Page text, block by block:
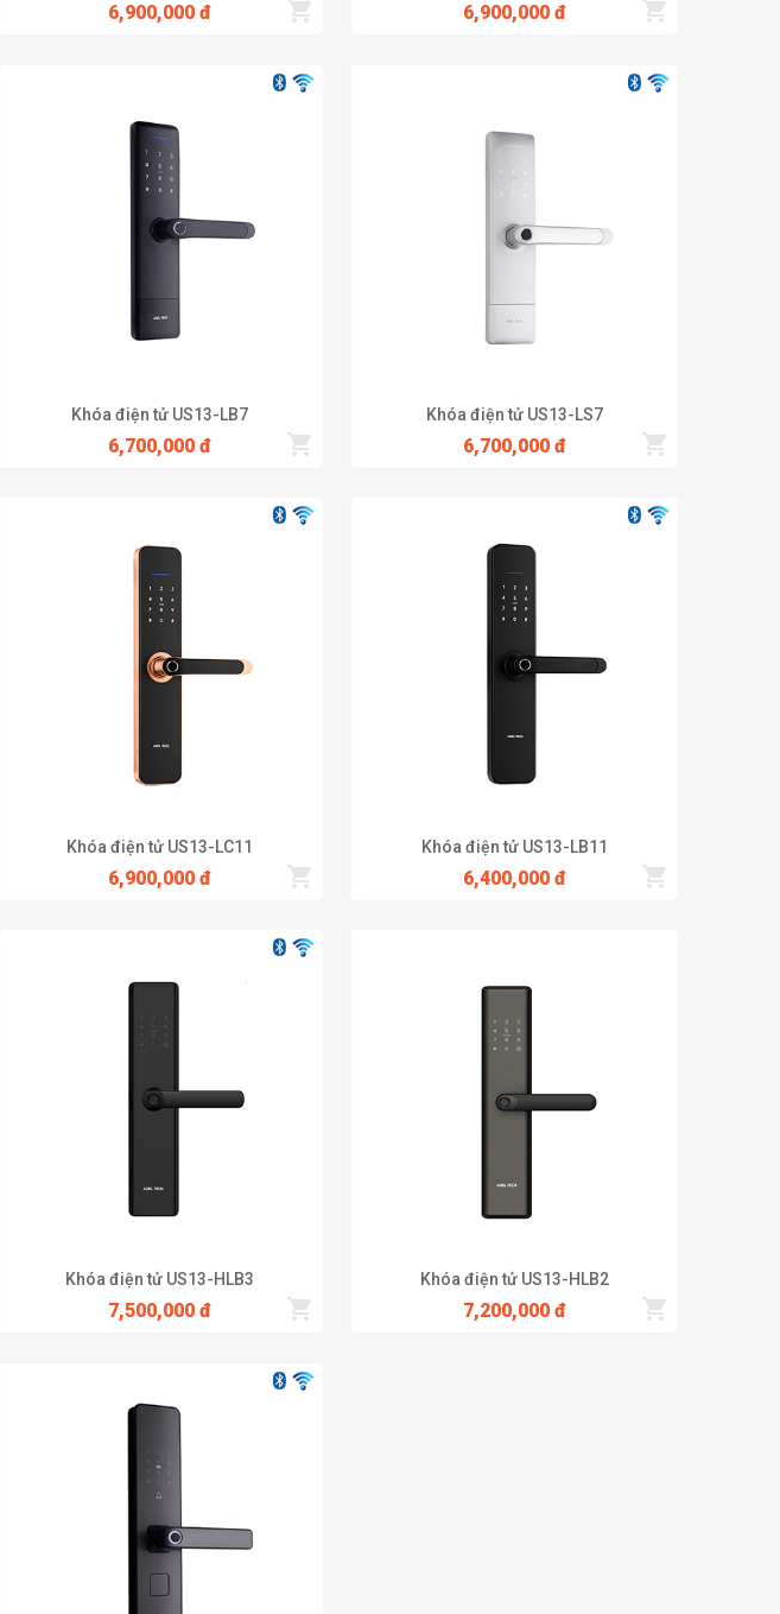
6,900,000 đ 6,900,000 đ
Khóa điện tử US13-LB7
6,700,000 đ
Khóa điện tử US13-LS7
6,700,000 đ
Khóa điện tử US13-LC11
6,900,000 đ
Khóa điện tử US13-LB11
6,400,000 đ
Khóa điện tử US13-HLB3
7,500,000 đ
Khóa điện tử US13-HLB2
7,200,000 đ
LB7B. Sản phẩm sở hữu những tính năng không chỉ hiện đại mà còn rất an toàn,
mã số, chìa khóa vô cùng tiện lợi. Đây là mẫu khóa vân tay với dung lượng 200 vân
khóa cửa thông minh cho văn phòng hay căn hộ nhà chúng ta.
một địa chỉ thực sự uy tín với giá tốt. Adel Group có rất nhiều kinh nghiệm trong
các loại khóa vân tay thông minh được hàng ngàn khách sạn, resort, cao ốc, chung cư
mã. Với khóa vân tay thì không thể mở được khoá nếu không có vân tay đã được đăng
khóa) thực hiện. Các thành viên sử dụng khác không thể có được quyền này.
khóa vân tay không?